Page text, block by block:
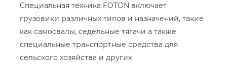
Специальная техника FOTON включает
грузовики различных типов и назначений, такие
как самосвалы, седельные тягачи а также
специальные транспортные средства для
сельского хозяйства и других